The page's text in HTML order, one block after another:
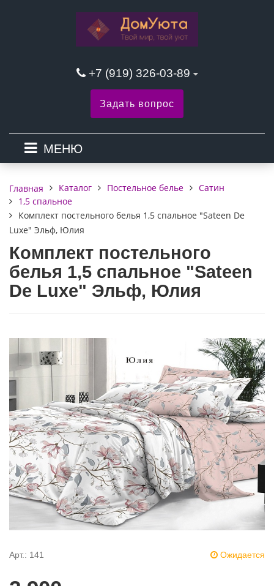
+7 (919) 326-03-89
Задать вопрос
МЕНЮ
Главная Каталог Постельное белье
Сатин
1,5 спальное
Комплект постельного белья 1,5 спальное "Sateen De
Luxe" Эльф, Юлия
Комплект постельного
белья 1,5 спальное "Sateen
De Luxe" Эльф, Юлия
Арт.: 141 Ожидается